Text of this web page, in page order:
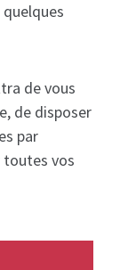
de vous
de disposer
par
vos